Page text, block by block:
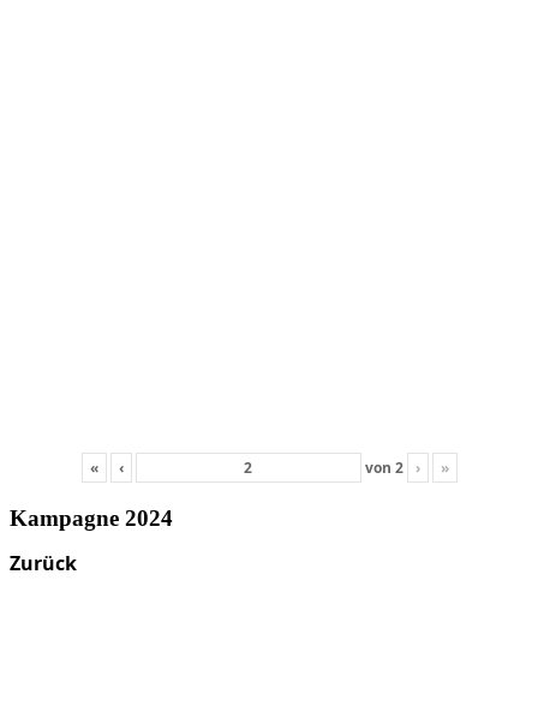
« ‹ von 2 › »
Kampagne 2024
Zurück